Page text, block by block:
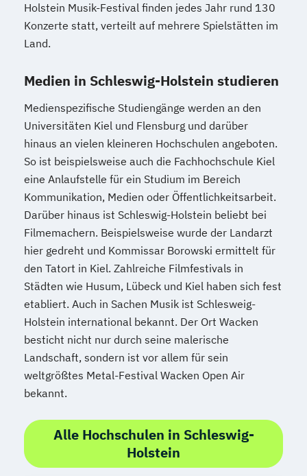
Holstein Musik-Festival finden jedes Jahr rund 130
Konzerte statt, verteilt auf mehrere Spielstätten im
Land.
Medien in Schleswig-Holstein studieren
Medienspezifische Studiengänge werden an den
Universitäten Kiel und Flensburg und darüber
hinaus an vielen kleineren Hochschulen angeboten.
So ist beispielsweise auch die Fachhochschule Kiel
eine Anlaufstelle für ein Studium im Bereich
Kommunikation, Medien oder Öffentlichkeitsarbeit.
Darüber hinaus ist Schleswig-Holstein beliebt bei
Filmemachern. Beispielsweise wurde der Landarzt
hier gedreht und Kommissar Borowski ermittelt für
den Tatort in Kiel. Zahlreiche Filmfestivals in
Städten wie Husum, Lübeck und Kiel haben sich fest
etabliert. Auch in Sachen Musik ist Schlesweig-
Holstein international bekannt. Der Ort Wacken
besticht nicht nur durch seine malerische
Landschaft, sondern ist vor allem für sein
weltgrößtes Metal-Festival Wacken Open Air
bekannt.
Alle Hochschulen in Schleswig-
Holstein